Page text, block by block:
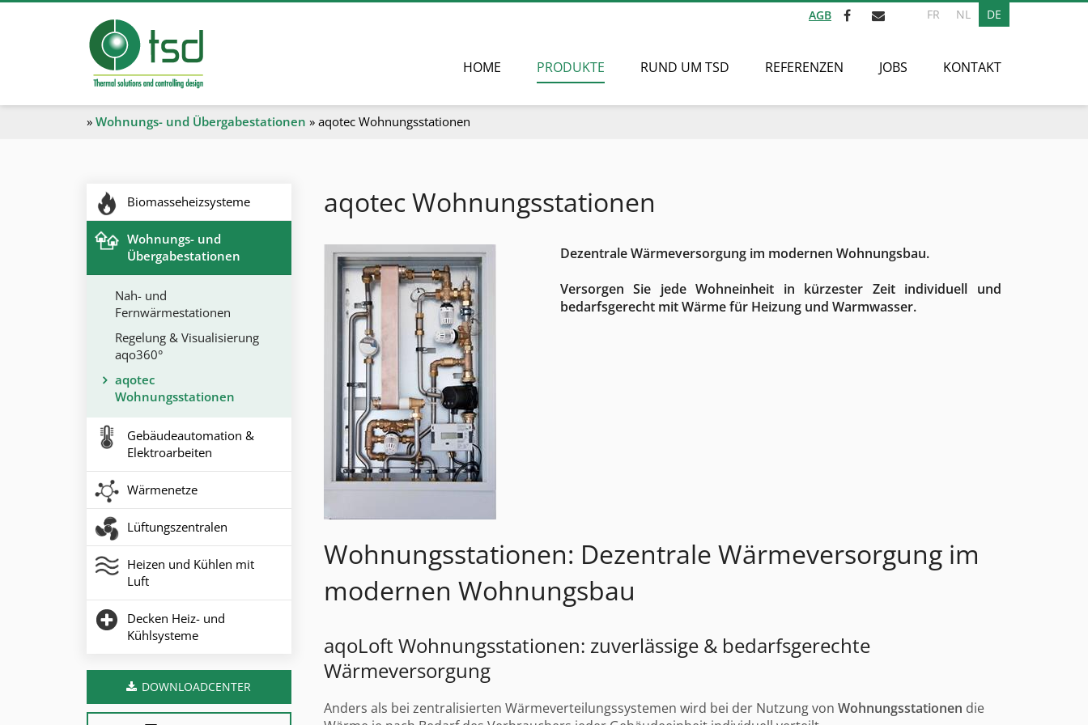
AGB FR NL DE
HOME PRODUKTE RUND UM TSD REFERENZEN JOBS KONTAKT
» Wohnungs- und Übergabestationen » aqotec Wohnungsstationen
Biomasseheizsysteme
Wohnungs- und
Übergabestationen
Nah- und
Fernwärmestationen
Regelung & Visualisierung
aqo360°
aqotec
Wohnungsstationen
Gebäudeautomation &
Elektroarbeiten
Wärmenetze
Lüftungszentralen
Heizen und Kühlen mit
Luft
Decken Heiz- und
Kühlsysteme
DOWNLOADCENTER
aqotec Wohnungsstationen
Dezentrale Wärmeversorgung im modernen Wohnungsbau.
Versorgen Sie jede Wohneinheit in kürzester Zeit individuell und
bedarfsgerecht mit Wärme für Heizung und Warmwasser.
Wohnungsstationen: Dezentrale Wärmeversorgung im
modernen Wohnungsbau
aqoLoft Wohnungsstationen: zuverlässige & bedarfsgerechte
Wärmeversorgung
Anders als bei zentralisierten Wärmeverteilungssystemen wird bei der Nutzung von Wohnungsstationen die